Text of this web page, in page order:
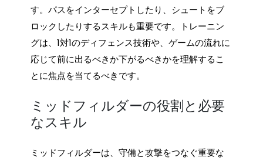
す。パスをインターセプトしたり、シュートをブ
ロックしたりするスキルも重要です。トレーニン
グは、1対1のディフェンス技術や、ゲームの流れに
応じて前に出るべきか下がるべきかを理解するこ
とに焦点を当てるべきです。
ミッドフィルダーの役割と必要
なスキル
ミッドフィルダーは、守備と攻撃をつなぐ重要な